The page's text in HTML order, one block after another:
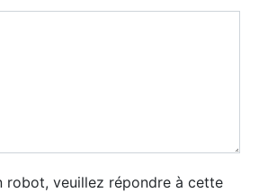
robot, veuillez répondre à cette